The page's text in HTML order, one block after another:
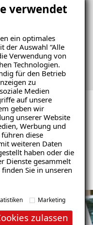
verwendet
ein optimales
der Auswahl “Alle
Verwendung von
Technologien.
für den Betrieb
zu
Medien
auf unsere
geben wir
unserer Website
Werbung und
diese
weiteren Daten
haben oder die
Dienste gesammelt
Sie in unseren
Marketing
zulassen
von ISOTEC.
Job, wir bieten dir